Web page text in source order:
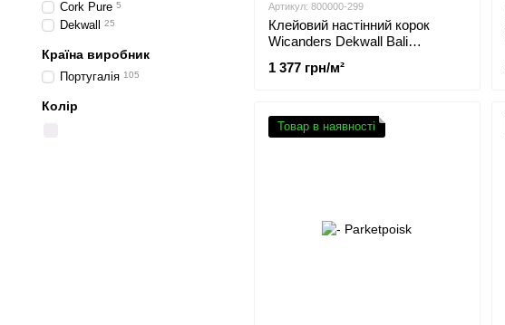
Артикул: 800000-299
Клейовий настінний корок
Wicanders Dekwall Bali
1 377 грн/м²
Товар в наявності
Cork Pure 5
Dekwall 25
Країна виробник
Португалія 105
Колір